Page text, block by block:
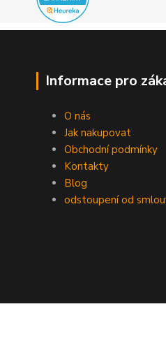
Informace pro
O nás
Jak nakupovat
Obchodní podmínky
Kontakty
Blog
odstoupení od